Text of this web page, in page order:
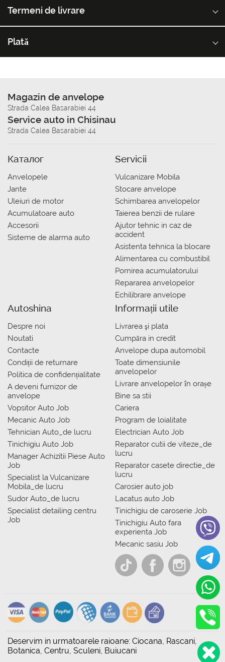
Termeni de livrare
Plată
Magazin de anvelope
Strada Calea Basarabiei 44
Service auto in Chisinau
Strada Calea Basarabiei 44
Каталог
Anvelopele
Jante
Uleiuri de motor
Acumulatoare auto
Accesorii
Sisteme de alarma auto
Servicii
Vulcanizare Mobila
Stocare anvelope
Schimbarea anvelopelor
Taierea benzii de rulare
Ajutor tehnic in caz de
accident
Asistenta tehnica la blocare
Alimentarea cu combustibil
Pornirea acumulatorului
Repararea anvelopelor
Echilibrare anvelope
Autoshina
Despre noi
Noutati
Contacte
Condiții de returnare
Politica de confidențialitate
A deveni furnizor de
anvelope
Vopsitor Auto Job
Mecanic Auto Job
Tehnician Auto_de lucru
Tinichigiu Auto Job
Manager Achizitii Piese Auto
Job
Specialist la Vulcanizare
Mobila_de lucru
Sudor Auto_de lucru
Specialist detailing centru
Job
Informații utile
Livrarea şi plata
Сumpăra in credit
Anvelope dupa automobil
Toate dimensiunile
anvelopelor
Livrare anvelopelor în orașe
Bine sa stii
Cariera
Program de loialitate
Electrician Auto Job
Reparator cutii de viteze_de
lucru
Reparator casete directie_de
lucru
Carosier auto job
Lacatus auto Job
Tinichigiu de caroserie Job
Tinichigiu Auto fara
experienta Job
Mecanic sasiu Job
Deservim in urmatoarele raioane: Ciocana, Rascani,
Botanica, Centru, Sculeni, Buiucani